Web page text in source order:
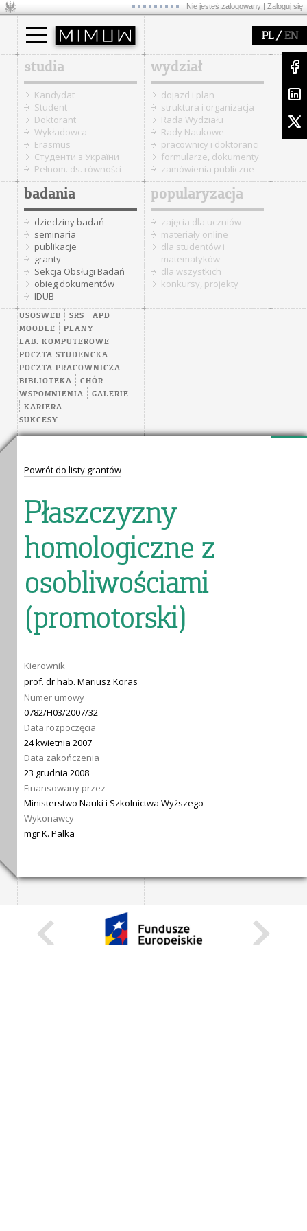
Nie jesteś zalogowany | Zaloguj się
PL/ EN
studia
Kandydat
Student
Doktorant
Wykładowca
Erasmus
Cтуденти з України
Pełnom. ds. równości
wydział
dojazd i plan
struktura i organizacja
Rada Wydziału
Rady Naukowe
pracownicy i doktoranci
formularze, dokumenty
zamówienia publiczne
badania
dziedziny badań
seminaria
publikacje
granty
Sekcja Obsługi Badań
obieg dokumentów
IDUB
popularyzacja
zajęcia dla uczniów
materiały online
dla studentów i
matematyków
dla wszystkich
konkursy, projekty
USOSWEB SRS
APD
MOODLE
PLANY
LAB. KOMPUTEROWE
POCZTA STUDENCKA
POCZTA PRACOWNICZA
BIBLIOTEKA
CHÓR
WSPOMNIENIA
GALERIE
KARIERA
SUKCESY
Powrót do listy grantów
Płaszczyzny
homologiczne z
osobliwościami
(promotorski)
Kierownik
prof. dr hab. Mariusz Koras
Numer umowy
0782/H03/2007/32
Data rozpoczęcia
24 kwietnia 2007
Data zakończenia
23 grudnia 2008
Finansowany przez
Ministerstwo Nauki i Szkolnictwa Wyższego
Wykonawcy
mgr K. Palka